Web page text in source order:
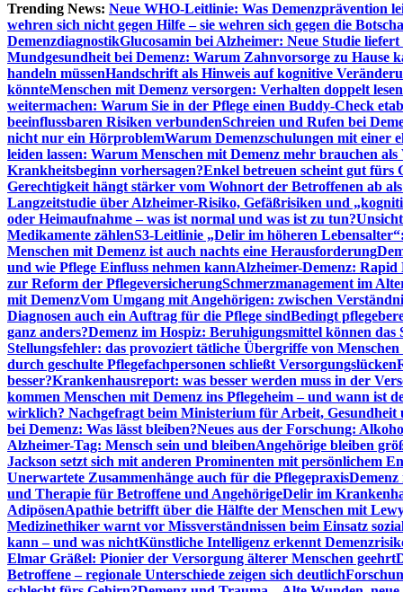
Trending News: Neue WHO-Leitlinie: Was Demenzprävention
wehren sich nicht gegen Hilfe – sie wehren sich gegen die
DemenzdiagnostikGlucosamin bei Alzheimer: Neue Studie
Mundgesundheit bei Demenz: Warum Zahnvorsorge zu Hause
handeln müssenHandschrift als Hinweis auf kognitive
könnteMenschen mit Demenz versorgen: Verhalten doppelt lesen
weitermachen: Warum Sie in der Pflege einen Buddy-Check
beeinflussbaren Risiken verbundenSchreien und Rufen bei
nicht nur ein HörproblemWarum Demenzschulungen mit einer
leiden lassen: Warum Menschen mit Demenz mehr brauchen als
Krankheitsbeginn vorhersagen?Enkel betreuen scheint gut fürs
Gerechtigkeit hängt stärker vom Wohnort der Betroffenen ab
Langzeitstudie über Alzheimer-Risiko, Gefäßrisiken und
oder Heimaufnahme – was ist normal und was ist zu tun?
Medikamente zählenS3-Leitlinie „Delir im höheren
Menschen mit Demenz ist auch nachts eine Herausforderung
und wie Pflege Einfluss nehmen kannAlzheimer-Demenz:
zur Reform der PflegeversicherungSchmerzmanagement im
mit DemenzVom Umgang mit Angehörigen: zwischen
Diagnosen auch ein Auftrag für die Pflege sindBedingt
ganz anders?Demenz im Hospiz: Beruhigungsmittel können das
Stellungsfehler: das provoziert tätliche Übergriffe von Menschen
durch geschulte Pflegefachpersonen schließt Versorgungslücken
besser?Krankenhausreport: was besser werden muss in der
kommen Menschen mit Demenz ins Pflegeheim – und wann ist
wirklich? Nachgefragt beim Ministerium für Arbeit, Gesundheit
bei Demenz: Was lässt bleiben?Neues aus der Forschung:
Alzheimer-Tag: Mensch sein und bleibenAngehörige bleiben
Jackson setzt sich mit anderen Prominenten mit persönlichem
Unerwartete Zusammenhänge auch für die Pflegepraxis
und Therapie für Betroffene und AngehörigeDelir im
AdipösenApathie betrifft über die Hälfte der Menschen mit
Medizinethiker warnt vor Missverständnissen beim Einsatz
kann – und was nichtKünstliche Intelligenz erkennt
Elmar Gräßel: Pionier der Versorgung älterer Menschen geehrt
Betroffene – regionale Unterschiede zeigen sich deutlich